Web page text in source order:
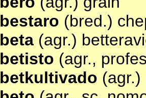
bestaro (bred.)
beta (agr.)
betisto (agr.,
betkultivado